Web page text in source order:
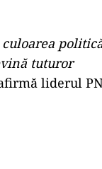
tuturor
liderul